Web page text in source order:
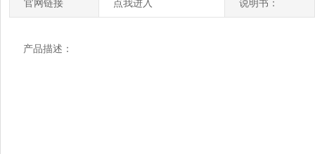
官网链接 点我进入 说明书：
产品描述：